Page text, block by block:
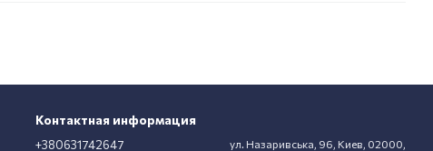
Контактная информация
+380631742647 ул. Назаривська, 96, Киев, 02000,